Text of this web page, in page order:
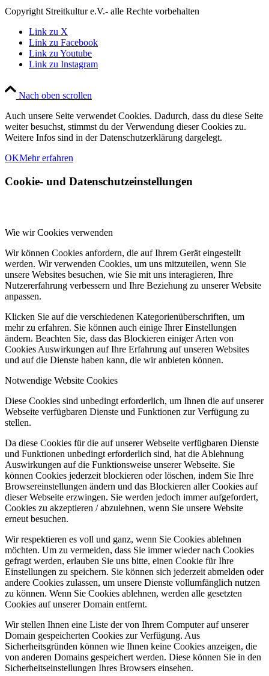
Copyright Streitkultur e.V.- alle Rechte vorbehalten
Link zu X
Link zu Facebook
Link zu Youtube
Link zu Instagram
Nach oben scrollen
Auch unsere Seite verwendet Cookies. Dadurch, dass du diese Seite
weiter besuchst, stimmst du der Verwendung dieser Cookies zu.
Weitere Infos sind in der Datenschutzerklärung dargelegt.
OKMehr erfahren
Cookie- und Datenschutzeinstellungen
Wie wir Cookies verwenden
Wir können Cookies anfordern, die auf Ihrem Gerät eingestellt
werden. Wir verwenden Cookies, um uns mitzuteilen, wenn Sie
unsere Websites besuchen, wie Sie mit uns interagieren, Ihre
Nutzererfahrung verbessern und Ihre Beziehung zu unserer Website
anpassen.
Klicken Sie auf die verschiedenen Kategorienüberschriften, um
mehr zu erfahren. Sie können auch einige Ihrer Einstellungen
ändern. Beachten Sie, dass das Blockieren einiger Arten von
Cookies Auswirkungen auf Ihre Erfahrung auf unseren Websites
und auf die Dienste haben kann, die wir anbieten können.
Notwendige Website Cookies
Diese Cookies sind unbedingt erforderlich, um Ihnen die auf unserer
Webseite verfügbaren Dienste und Funktionen zur Verfügung zu
stellen.
Da diese Cookies für die auf unserer Webseite verfügbaren Dienste
und Funktionen unbedingt erforderlich sind, hat die Ablehnung
Auswirkungen auf die Funktionsweise unserer Webseite. Sie
können Cookies jederzeit blockieren oder löschen, indem Sie Ihre
Browsereinstellungen ändern und das Blockieren aller Cookies auf
dieser Webseite erzwingen. Sie werden jedoch immer aufgefordert,
Cookies zu akzeptieren / abzulehnen, wenn Sie unsere Website
erneut besuchen.
Wir respektieren es voll und ganz, wenn Sie Cookies ablehnen
möchten. Um zu vermeiden, dass Sie immer wieder nach Cookies
gefragt werden, erlauben Sie uns bitte, einen Cookie für Ihre
Einstellungen zu speichern. Sie können sich jederzeit abmelden oder
andere Cookies zulassen, um unsere Dienste vollumfänglich nutzen
zu können. Wenn Sie Cookies ablehnen, werden alle gesetzten
Cookies auf unserer Domain entfernt.
Wir stellen Ihnen eine Liste der von Ihrem Computer auf unserer
Domain gespeicherten Cookies zur Verfügung. Aus
Sicherheitsgründen können wie Ihnen keine Cookies anzeigen, die
von anderen Domains gespeichert werden. Diese können Sie in den
Sicherheitseinstellungen Ihres Browsers einsehen.